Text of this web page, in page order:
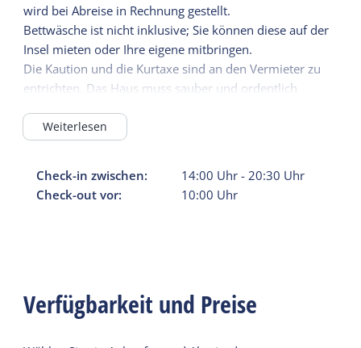
wird bei Abreise in Rechnung gestellt.
Bettwäsche ist nicht inklusive; Sie können diese auf der
Insel mieten oder Ihre eigene mitbringen.
Die Kaution und die Kurtaxe sind an den Vermieter zu
entrichten. Das Haus muss sauber und ordentlich
nicht gestattet.
Weiterlesen
Check-in zwischen: 14:00 Uhr - 20:30 Uhr
Check-out vor:
10:00 Uhr
Verfügbarkeit und Preise